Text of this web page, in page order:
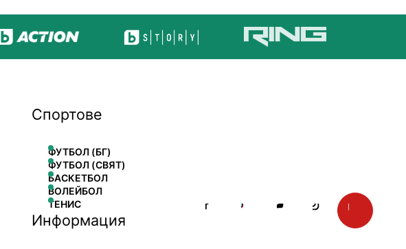
Спортове
ФУТБОЛ (БГ)
ФУТБОЛ (СВЯТ)
БАСКЕТБОЛ
ВОЛЕЙБОЛ
ТЕНИС
Информация